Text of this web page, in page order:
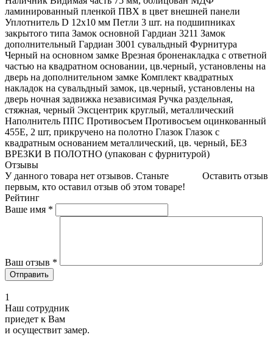
ламинированный пленкой ПВХ в цвет внешней панели
Уплотнитель D 12х10 мм Петли 3 шт. на подшипниках
закрытого типа Замок основной Гардиан 3211 Замок
дополнительный Гардиан 3001 сувальдный Фурнитура
Черный на основном замке Врезная броненакладка с ответной
частью на квадратном основании, цв.черный, установлены на
дверь на дополнительном замке Комплект квадратных
накладок на сувальдный замок, цв.черный, установлены на
дверь ночная задвижка независимая Ручка раздельная,
стяжная, черный Эксцентрик круглый, металлический
Наполнитель ППС Противосъем Противосъем оцинкованный
455Е, 2 шт, прикручено на полотно Глазок Глазок с
квадратным основанием металлический, цв. черный, БЕЗ
ВРЕЗКИ В ПОЛОТНО (упакован с фурнитурой)
Отзывы
Оставить отзыв
У данного товара нет отзывов. Станьте
первым, кто оставил отзыв об этом товаре!
Рейтинг
Ваше имя *
Ваш отзыв *
1
Наш сотрудник
приедет к Вам
и осуществит замер.